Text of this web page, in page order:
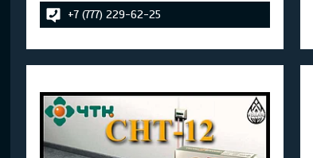
+7 (777) 229-62-25